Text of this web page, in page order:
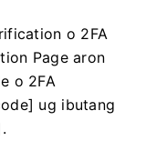
o 2FA
Page aron
o 2FA
ug ibutang